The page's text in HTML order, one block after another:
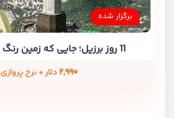
برگزار شده
11 روز برزیل؛ جایی که زمین رنگ دیگری دارد
۲,۹۹۰ دلار + نرخ پروازی